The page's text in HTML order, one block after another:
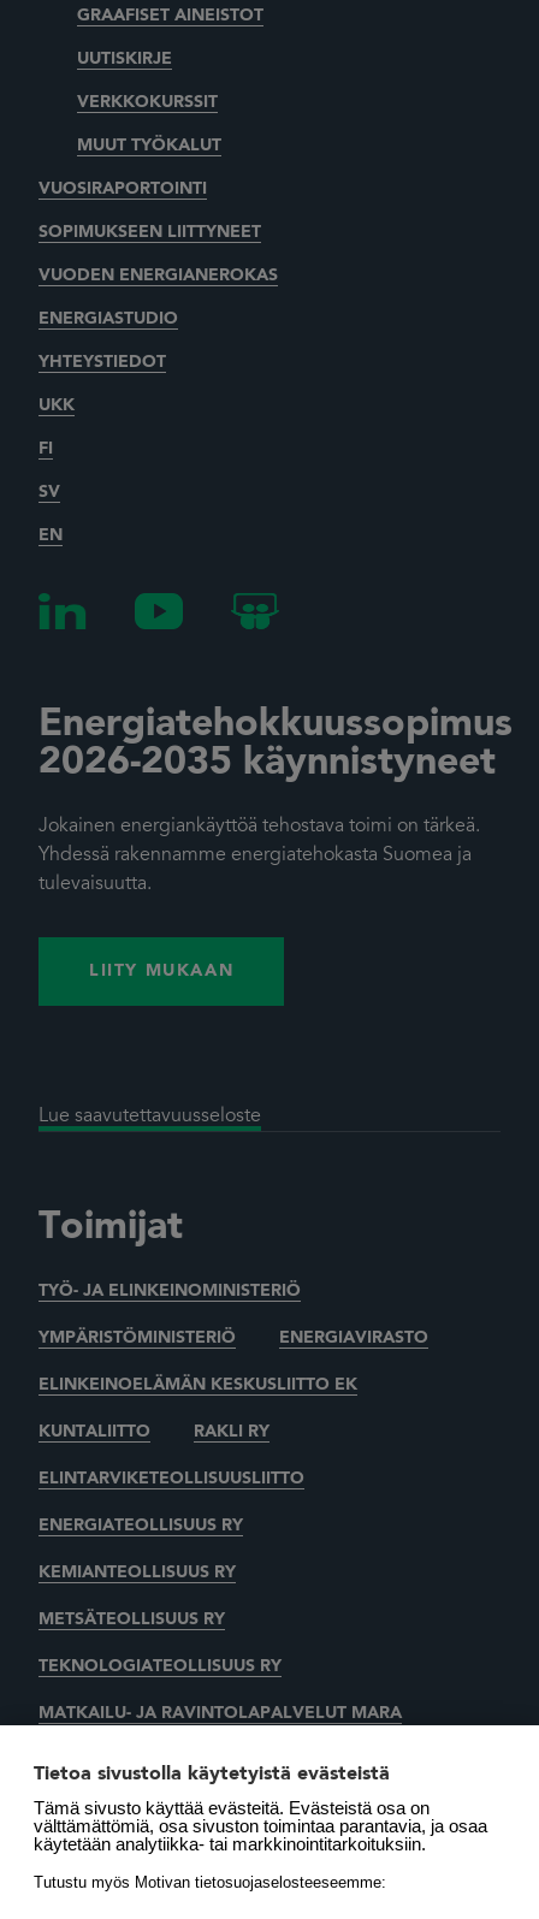
GRAAFISET AINEISTOT
UUTISKIRJE
VERKKOKURSSIT
MUUT TYÖKALUT
VUOSIRAPORTOINTI
SOPIMUKSEEN LIITTYNEET
VUODEN ENERGIANEROKAS
ENERGIASTUDIO
YHTEYSTIEDOT
UKK
FI
SV
EN
Energiatehokkuussopimus
2026-2035 käynnistyneet
Jokainen energiankäyttöä tehostava toimi on tärkeä.
Yhdessä rakennamme energiatehokasta Suomea ja
tulevaisuutta.
LIITY MUKAAN
Lue saavutettavuusseloste
Toimijat
TYÖ- JA ELINKEINOMINISTERIÖ
YMPÄRISTÖMINISTERIÖ ENERGIAVIRASTO
ELINKEINOELÄMÄN KESKUSLIITTO EK
KUNTALIITTO RAKLI RY
ELINTARVIKETEOLLISUUSLIITTO
ENERGIATEOLLISUUS RY
KEMIANTEOLLISUUS RY
METSÄTEOLLISUUS RY
TEKNOLOGIATEOLLISUUS RY
MATKAILU- JA RAVINTOLAPALVELUT MARA
SUOMEN LÄMMITYSTIETO OY
LÄMMITYSENERGIA YHDISTYS RY MOTIVA OY
Tietoa sivustolla käytetyistä evästeistä
Tämä sivusto käyttää evästeitä. Evästeistä osa on
välttämättömiä, osa sivuston toimintaa parantavia, ja osaa
käytetään analytiikka- tai markkinointitarkoituksiin.
Tutustu myös Motivan tietosuojaselosteeseemme: